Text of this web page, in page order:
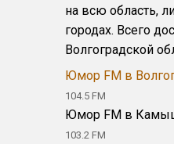
на всю область,
городах. Всего
Волгоградской
Юмор FM в
104.5 FM
Юмор FM в
103.2 FM